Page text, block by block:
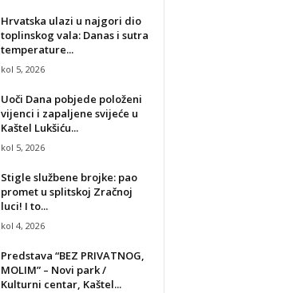
Hrvatska ulazi u najgori dio
toplinskog vala: Danas i sutra
temperature...
kol 5, 2026
Uoči Dana pobjede položeni
vijenci i zapaljene svijeće u
Kaštel Lukšiću...
kol 5, 2026
Stigle službene brojke: pao
promet u splitskoj Zračnoj
luci! I to...
kol 4, 2026
Predstava “BEZ PRIVATNOG,
MOLIM” – Novi park /
Kulturni centar, Kaštel...